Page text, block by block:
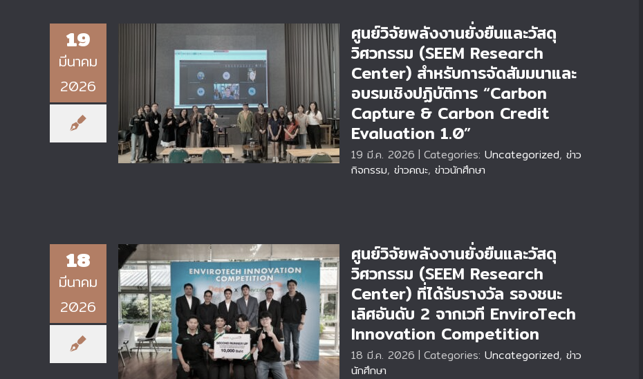
19
มีนาคม
2026
ศูนย์วิจัยพลังงานยั่งยืนและวัสดุ
วิศวกรรม (SEEM Research
Center) สำหรับการจัดสัมมนาและ
อบรมเชิงปฏิบัติการ “Carbon
Capture & Carbon Credit
Evaluation 1.0”
ศูนย์วิจัยพลังงานยั่งยืนและวัสดุ
วิศวกรรม (SEEM Research
Center) สำหรับการจัดสัมมนาและ
อบรมเชิงปฏิบัติการ “Carbon
Capture & Carbon Credit
Evaluation 1.0”
19 มี.ค. 2026 | Categories: Uncategorized, ข่าว
กิจกรรม, ข่าวคณะ, ข่าวนักศึกษา
18
มีนาคม
2026
ศูนย์วิจัยพลังงานยั่งยืนและวัสดุ
วิศวกรรม (SEEM Research
Center) ที่ได้รับรางวัล รองชนะเลิศ
อันดับ 2 จากเวที EnviroTech
Innovation Competition
ศูนย์วิจัยพลังงานยั่งยืนและวัสดุ
วิศวกรรม (SEEM Research
Center) ที่ได้รับรางวัล รองชนะ
เลิศอันดับ 2 จากเวที EnviroTech
Innovation Competition
18 มี.ค. 2026 | Categories: Uncategorized, ข่าว
นักศึกษา